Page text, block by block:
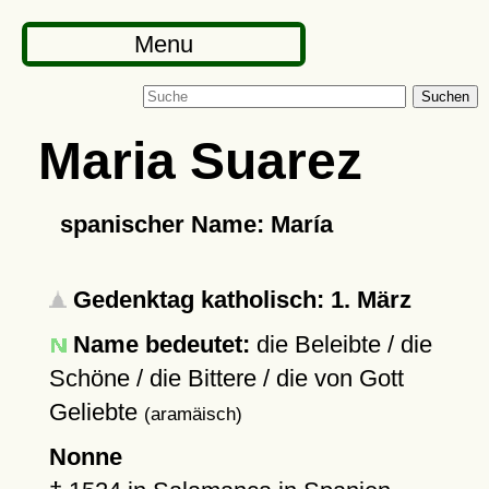
Menu
Suchen
Maria Suarez
spanischer Name: María
Gedenktag katholisch: 1. März
Name bedeutet: die Beleibte / die
Schöne / die Bittere / die von Gott
Geliebte (aramäisch)
Nonne